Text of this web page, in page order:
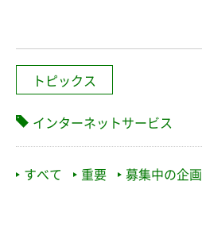
トピックス
インターネットサービス
すべて 重要 募集中の企画